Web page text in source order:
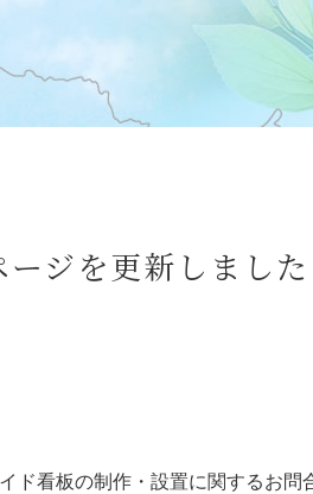
ジを更新しました
看板の制作・設置に関するお問